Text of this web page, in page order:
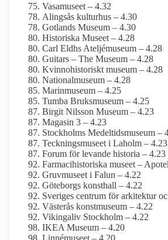
Vasamuseet – 4.32
Alingsås kulturhus – 4.30
Gotlands Museum – 4.30
Historiska Museet – 4.28
Carl Eldhs Ateljémuseum – 4.28
Guitars – The Museum – 4.28
Kvinnohistoriskt museum – 4.28
National­museum – 4.28
Marinmuseum – 4.25
Tumba Bruksmuseum – 4.25
Birgit Nilsson Museum – 4.23
Magasin 3 – 4.23
Stockholms Medeltids­museum –
Teckningsmuseet i Laholm – 4.23
Forum för levande historia – 4.23
Farmaci­historiska museet –
Gruvmuseet i Falun – 4.22
Göteborgs konsthall – 4.22
Sveriges centrum för arkitektur
Västerås konstmuseum – 4.22
Vikingaliv Stockholm – 4.22
IKEA Museum – 4.20
Linnémuseet – 4.20